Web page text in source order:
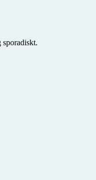
sporadiskt.